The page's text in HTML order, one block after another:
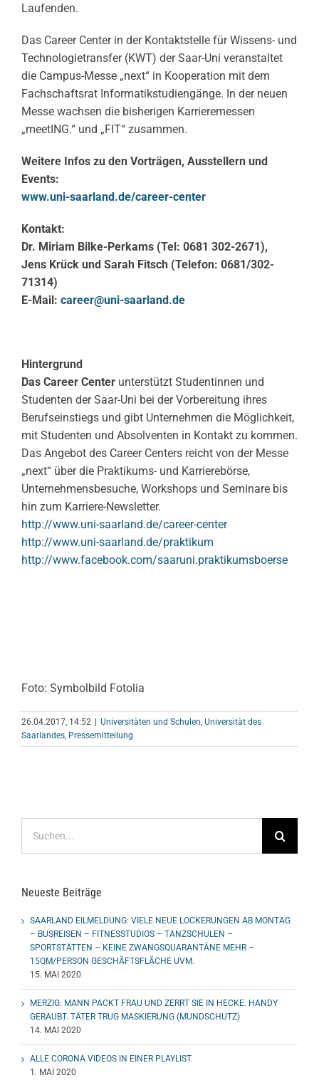
Laufenden.
Das Career Center in der Kontaktstelle für Wissens- und
Technologietransfer (KWT) der Saar-Uni veranstaltet
die Campus-Messe „next“ in Kooperation mit dem
Fachschaftsrat Informatikstudiengänge. In der neuen
Messe wachsen die bisherigen Karrieremessen
„meetING.“ und „FIT“ zusammen.
Weitere Infos zu den Vorträgen, Ausstellern und
Events:
www.uni-saarland.de/career-center
Kontakt:
Dr. Miriam Bilke-Perkams (Tel: 0681 302-2671),
Jens Krück und Sarah Fitsch (Telefon: 0681/302-
71314)
E-Mail: career@uni-saarland.de
Hintergrund
Das Career Center unterstützt Studentinnen und
Studenten der Saar-Uni bei der Vorbereitung ihres
Berufseinstiegs und gibt Unternehmen die Möglichkeit,
mit Studenten und Absolventen in Kontakt zu kommen.
Das Angebot des Career Centers reicht von der Messe
„next“ über die Praktikums- und Karrierebörse,
Unternehmensbesuche, Workshops und Seminare bis
hin zum Karriere-Newsletter.
http://www.uni-saarland.de/career-center
http://www.uni-saarland.de/praktikum
http://www.facebook.com/saaruni.praktikumsboerse
Foto: Symbolbild Fotolia
26.04.2017, 14:52 | Universitäten und Schulen Universität des
Saarlandes Pressemitteilung
nach:
Neueste Beiträge
SAARLAND EILMELDUNG: VIELE NEUE LOCKERUNGEN AB MONTAG
– BUSREISEN – FITNESSTUDIOS – TANZSCHULEN –
SPORTSTÄTTEN – KEINE ZWANGSQUARANTÄNE MEHR –
15QM/PERSON GESCHÄFTSFLÄCHE UVM.
15. MAI 2020
MERZIG: MANN PACKT FRAU UND ZERRT SIE IN HECKE. HANDY
GERAUBT. TÄTER TRUG MASKIERUNG (MUNDSCHUTZ)
14. MAI 2020
ALLE CORONA VIDEOS IN EINER PLAYLIST.
1. MAI 2020